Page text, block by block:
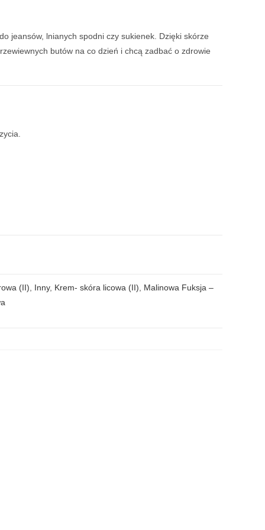
jeansów, lnianych spodni czy sukienek. Dzięki skórze
butów na co dzień i chcą zadbać o zdrowie
(II) Inny, Krem- skóra licowa (II)
Malinowa Fuksja –